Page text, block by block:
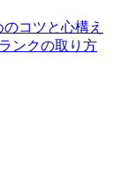
コツと心構え
ンクの取り方